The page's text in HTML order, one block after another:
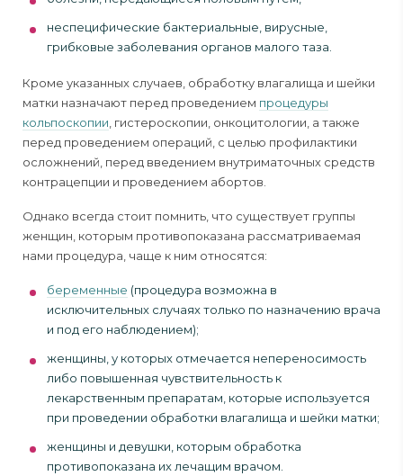
неспецифические бактериальные, вирусные,
грибковые заболевания органов малого таза.
Кроме указанных случаев, обработку влагалища и шейки
матки назначают перед проведением процедуры
кольпоскопии , гистероскопии, онкоцитологии, а также
перед проведением операций, с целью профилактики
осложнений, перед введением внутриматочных средств
контрацепции и проведением абортов.
Однако всегда стоит помнить, что существует группы
женщин, которым противопоказана рассматриваемая
нами процедура, чаще к ним относятся:
беременные (процедура возможна в
исключительных случаях только по назначению врача
и под его наблюдением);
женщины, у которых отмечается непереносимость
либо повышенная чувствительность к
лекарственным препаратам, которые используется
при проведении обработки влагалища и шейки матки;
женщины и девушки, которым обработка
противопоказана их лечащим врачом.